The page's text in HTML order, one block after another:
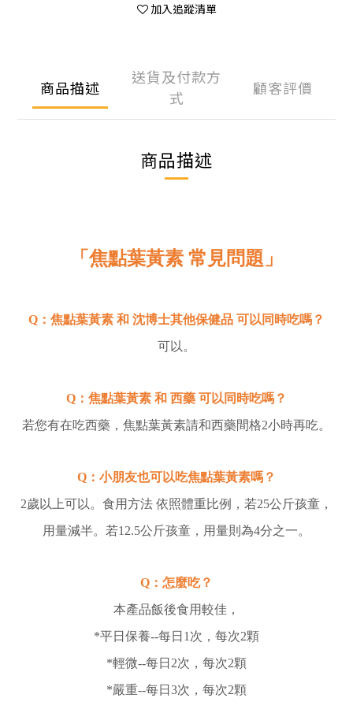
加入追蹤清單
商品描述
送貨及付款方
式
顧客評價
商品描述
「焦點葉黃素 常見問題 」
Q： 焦點葉黃素 和 沈博士其他保健品 可以同時吃嗎？
可以。
Q： 焦點葉黃素 和 西藥 可以同時吃嗎？
若您有在吃西藥，焦點葉黃素請和西藥間格2小時再吃。
Q：小朋友也可以吃焦點葉黃素嗎？
2歲以上可以。食用方法 依照體重比例，若25公斤孩童，
用量減半。若12.5公斤孩童，用量則為4分之一。
Q： 怎麼吃？
本產品飯後食用較佳，
*平日保養--每日1次，每次2顆
*輕微--每日2次，每次2顆
*嚴重--每日3次，每次2顆